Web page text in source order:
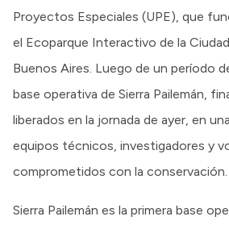
Proyectos Especiales (UPE), que
el Ecoparque Interactivo de la
Buenos Aires. Luego de un período
base operativa de Sierra Pailemán,
liberados en la jornada de ayer, en
equipos técnicos, investigadores y
comprometidos con la conservación.
Sierra Pailemán es la primera base